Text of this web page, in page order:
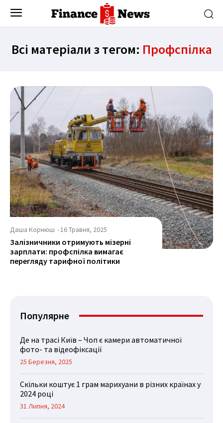
Всі матеріали з тегом: Профспілка
Даша Корнюш -16 Травня, 2025
Залізничники отримують мізерні
зарплати: профспілка вимагає
перегляду тарифної політики
Популярне
Де на трасі Київ – Чоп є камери автоматичної
фото- та відеофіксації
25 Березня, 2025
Скільки коштує 1 грам марихуани в різних країнах у
2024 році
31 Липня, 2024